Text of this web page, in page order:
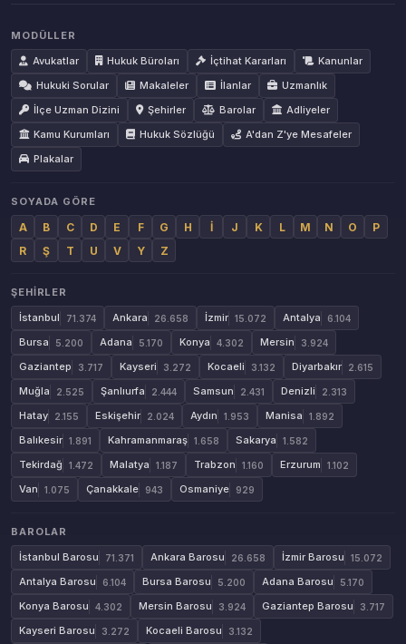
MODÜLLER
Avukatlar
Hukuk Büroları İçtihat Kararları
Kanunlar
Hukuki Sorular
Makaleler İlanlar
Uzmanlık
İlçe Uzman Dizini
Şehirler Barolar
Adliyeler
Kamu Kurumları
Hukuk Sözlüğü
A'dan Z'ye Mesafeler
Plakalar
SOYADA GÖRE
A B C D E F G H İ J K L M N O
P
R
Ş T U V Y Z
ŞEHIRLER
İstanbul
71.374 Ankara 26.658 İzmir 15.072 Antalya 6.104
Bursa 5.200 Adana 5.170 Konya 4.302 Mersin 3.924
Gaziantep 3.717 Kayseri 3.272 Kocaeli 3.132 Diyarbakır 2.615
Muğla 2.525 Şanlıurfa 2.444 Samsun 2.431 Denizli 2.313
Hatay 2.155 Eskişehir 2.024 Aydın 1.953 Manisa 1.892
Balıkesir 1.891 Kahramanmaraş 1.658 Sakarya 1.582
Tekirdağ 1.472 Malatya 1.187 Trabzon 1.160 Erzurum 1.102
Van 1.075 Çanakkale 943 Osmaniye 929
BAROLAR
İstanbul Barosu
71.371 Ankara Barosu 26.658 İzmir Barosu 15.072
Antalya Barosu 6.104 Bursa Barosu 5.200 Adana Barosu 5.170
Konya Barosu 4.302 Mersin Barosu 3.924 Gaziantep Barosu 3.717
Kayseri Barosu 3.272 Kocaeli Barosu 3.132